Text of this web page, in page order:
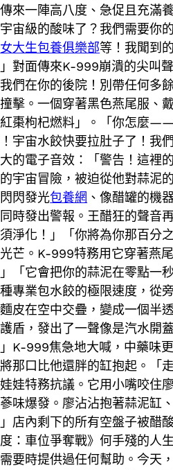
來一陣高八度、急促且充滿
宙級的酸味了？我們需要你
女大生包養俱樂部等！我聞到
對面傳來K-999崩潰的尖叫
們在你的後院！別帶任何
擊。一個穿著黑色燕尾服、
棗枸杞燃料」。「你怎麼
！宇宙水餃快要拉肚子了！
的電子音效：「警告！這裡
宇宙冒險，被迫從他對蒜泥
閃發光包養網 、像醋罐的機
時發出警報。王醋狂的聲音
淨化！」「你將為你那百分
芒。K-999特務用它穿著燕
「它會把你的蒜泥在零點一
專業包水餃的極限速度，從
皮在空中交疊，變成一個半
盾，發出了一聲像是汽水開
K-999焦急地大喊，中藥味
那口比他還胖的缸抱起。「
娃特務抗議。它用小嘴咬住
味爆發。廖沾沾抱著蒜泥缸
店內剩下的所有空盤子被醋
：車位爭奪戰》何手殘的人
要時提供過任何幫助。今天